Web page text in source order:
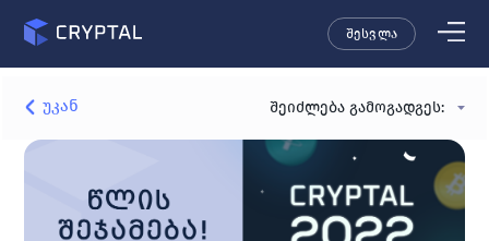
შესვლა
უკან შეიძლება გამოგადგეს: